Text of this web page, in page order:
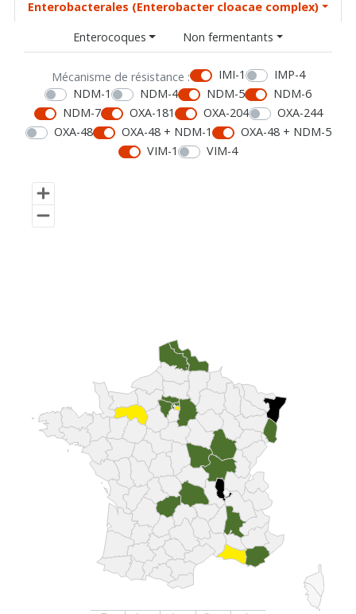
Enterobacterales (Enterobacter cloacae complex)
Enterocoques
Non fermentants
Mécanisme de résistance : IMI-1
IMP-4
NDM-1
NDM-4 NDM-5
NDM-6
NDM-7
OXA-181 OXA-204
OXA-244
OXA-48
OXA-48 + NDM-1
OXA-48 + NDM-5
VIM-1
VIM-4